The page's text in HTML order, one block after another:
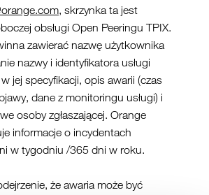
, skrzynka ta jest
obsługi Open Peeringu TPIX.
zawierać nazwę użytkownika
nazwy i identyfikatora usługi
jej specyfikacji, opis awarii (czas
dane z monitoringu usługi) i
osoby zgłaszającej. Orange
informacje o incydentach
w tygodniu /365 dni w roku.
że awaria może być